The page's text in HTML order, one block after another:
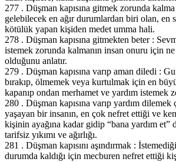
277 . Düşman kapısına gitmek zorunda kalma
gelebilecek en ağır durumlardan biri olan, en
kötülük yapan kişiden medet umma hali.
278 . Düşman kapısına gitmekten beter :
istemek zorunda kalmanın insan onuru için
olduğunu anlatır.
279 . Düşman kapısına varıp aman diledi :
bırakıp, ölmemek veya kurtulmak için en
kapanıp ondan merhamet ve yardım istemek
280 . Düşman kapısına varıp yardım
yaşayan bir insanın, en çok nefret ettiği ve
kişinin ayağına kadar gidip “bana yardım et”
tarifsiz yıkımı ve ağırlığı.
281 . Düşman kapısını aşındırmak :
durumda kaldığı için mecburen nefret ettiği